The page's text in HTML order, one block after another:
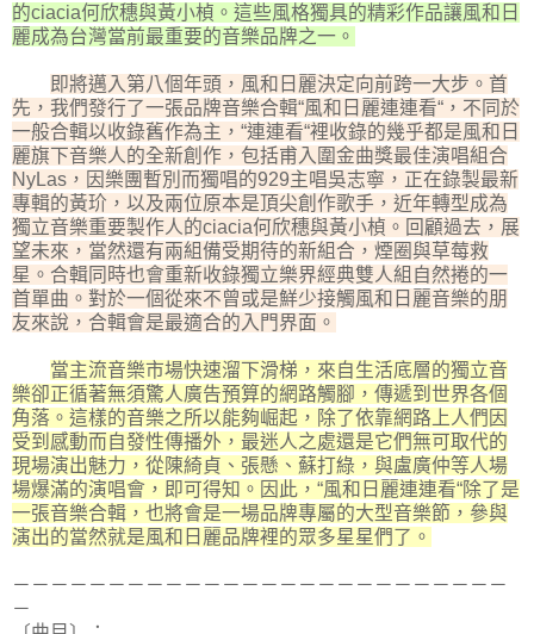
的ciacia何欣穗與黃小楨。這些風格獨具的精彩作品讓風和日
麗成為台灣當前最重要的音樂品牌之一。
即將邁入第八個年頭，風和日麗決定向前跨一大步。首
先，我們發行了一張品牌音樂合輯“風和日麗連連看“，不同於
一般合輯以收錄舊作為主，“連連看“裡收錄的幾乎都是風和日
麗旗下音樂人的全新創作，包括甫入圍金曲獎最佳演唱組合
NyLas，因樂團暫別而獨唱的929主唱吳志寧，正在錄製最新
專輯的黃玠，以及兩位原本是頂尖創作歌手，近年轉型成為
獨立音樂重要製作人的ciacia何欣穗與黃小楨。回顧過去，展
望未來，當然還有兩組備受期待的新組合，煙圈與草莓救
星。合輯同時也會重新收錄獨立樂界經典雙人組自然捲的一
首單曲。對於一個從來不曾或是鮮少接觸風和日麗音樂的朋
友來說，合輯會是最適合的入門界面。
當主流音樂市場快速溜下滑梯，來自生活底層的獨立音
樂卻正循著無須驚人廣告預算的網路觸腳，傳遞到世界各個
角落。這樣的音樂之所以能夠崛起，除了依靠網路上人們因
受到感動而自發性傳播外，最迷人之處還是它們無可取代的
現場演出魅力，從陳綺貞、張懸、蘇打綠，與盧廣仲等人場
場爆滿的演唱會，即可得知。因此，“風和日麗連連看“除了是
一張音樂合輯，也將會是一場品牌專屬的大型音樂節，參與
演出的當然就是風和日麗品牌裡的眾多星星們了。
－－－－－－－－－－－－－－－－－－－－－－－－－－
－